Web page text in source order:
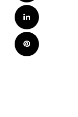
LinkedIn
Pinterest